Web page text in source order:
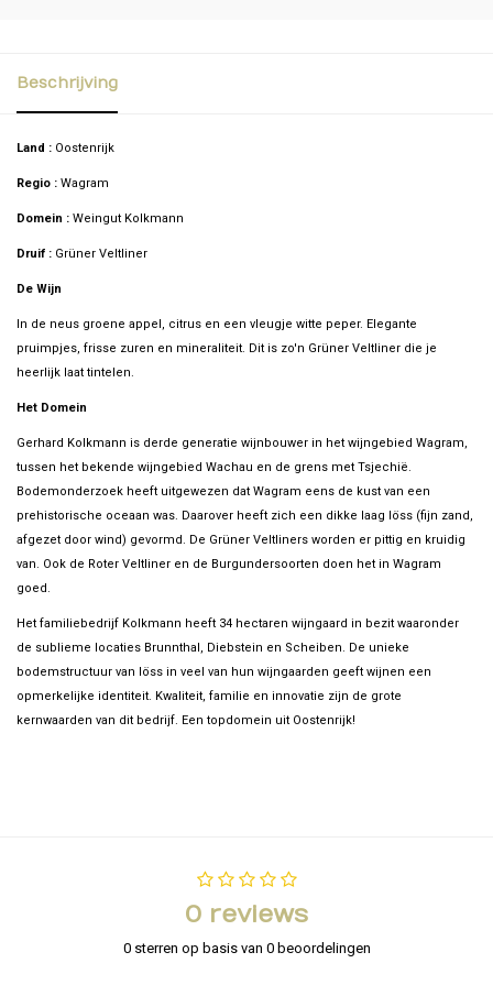
Beschrijving
Land : Oostenrijk
Regio : Wagram
Domein : Weingut Kolkmann
Druif : Grüner Veltliner
De Wijn
In de neus groene appel, citrus en een vleugje witte peper. Elegante
pruimpjes, frisse zuren en mineraliteit. Dit is zo'n Grüner Veltliner die je
heerlijk laat tintelen.
Het Domein
Gerhard Kolkmann is derde generatie wijnbouwer in het wijngebied Wagram,
tussen het bekende wijngebied Wachau en de grens met Tsjechië.
Bodemonderzoek heeft uitgewezen dat Wagram eens de kust van een
prehistorische oceaan was. Daarover heeft zich een dikke laag löss (fijn zand,
afgezet door wind) gevormd. De Grüner Veltliners worden er pittig en kruidig
van. Ook de Roter Veltliner en de Burgundersoorten doen het in Wagram
goed.
Het familiebedrijf Kolkmann heeft 34 hectaren wijngaard in bezit waaronder
de sublieme locaties Brunnthal, Diebstein en Scheiben. De unieke
bodemstructuur van löss in veel van hun wijngaarden geeft wijnen een
opmerkelijke identiteit. Kwaliteit, familie en innovatie zijn de grote
kernwaarden van dit bedrijf. Een topdomein uit Oostenrijk!
0 reviews
0 sterren op basis van 0 beoordelingen